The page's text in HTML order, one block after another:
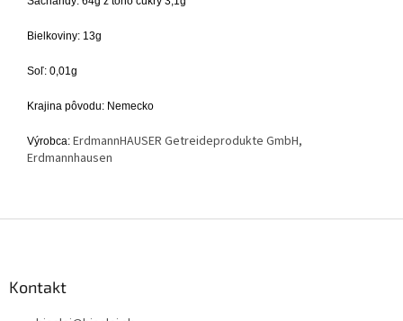
Bielkoviny: 13g
Soľ: 0,01g
Krajina pôvodu: Nemecko
Výrobca: ErdmannHAUSER Getreideprodukte GmbH,
Erdmannhausen
Kontakt